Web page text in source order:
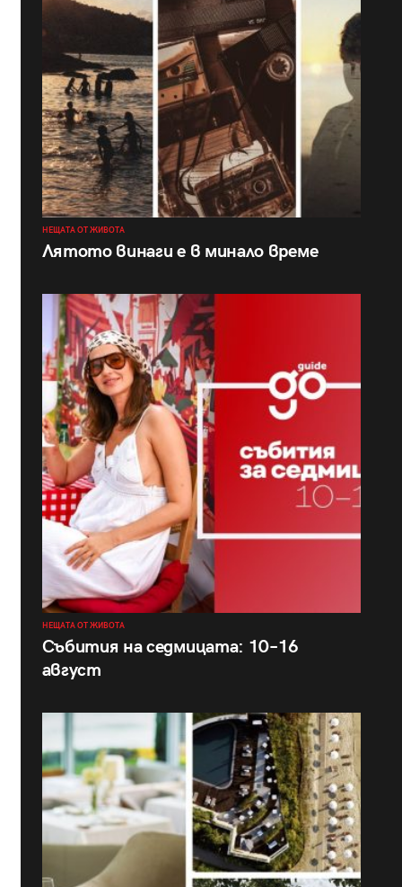
НЕЩАТА ОТ ЖИВОТА
Лятото винаги е в минало време
НЕЩАТА ОТ ЖИВОТА
Събития на седмицата: 10–16
август